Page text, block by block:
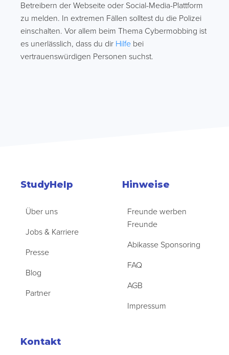
Betreibern der Webseite oder Social-Media-Plattform
zu melden. In extremen Fällen solltest du die Polizei
einschalten. Vor allem beim Thema Cybermobbing ist
es unerlässlich, dass du dir Hilfe bei
vertrauenswürdigen Personen suchst.
StudyHelp
Über uns
Jobs & Karriere
Presse
Blog
Partner
Hinweise
Freunde werben
Freunde
Abikasse Sponsoring
FAQ
AGB
Impressum
Kontakt